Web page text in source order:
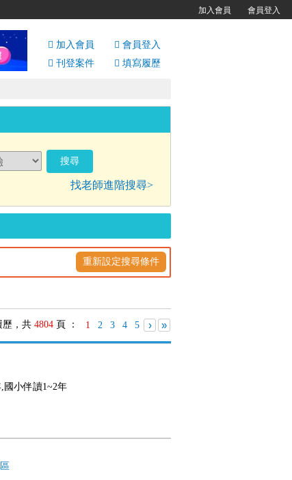
加入會員 會員登入
刊登案件 填寫履歷
找老師進階搜尋>
重新設定搜尋條件
歷，共 4804 頁 ： 1 2 3 4 5 › »
國小伴讀1~2年
加入會員 會員登入